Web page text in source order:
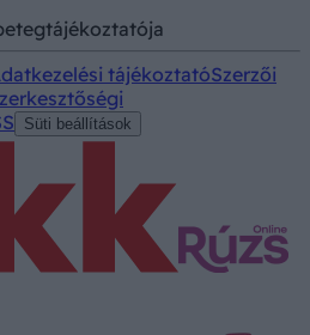
tájékoztatóSzerzői
Süti beállítások